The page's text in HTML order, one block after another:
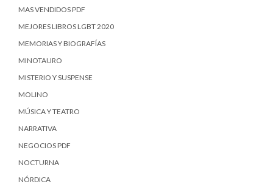
MAS VENDIDOS PDF
MEJORES LIBROS LGBT 2020
MEMORIAS Y BIOGRAFÍAS
MINOTAURO
MISTERIO Y SUSPENSE
MOLINO
MÚSICA Y TEATRO
NARRATIVA
NEGOCIOS PDF
NOCTURNA
NÓRDICA